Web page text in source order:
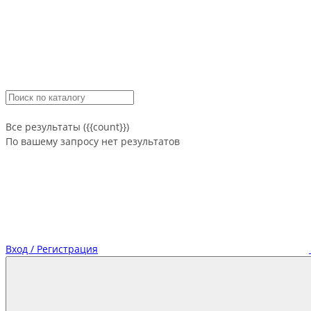
Все результаты ({{count}})
По вашему запросу нет результатов
Вход / Регистрация